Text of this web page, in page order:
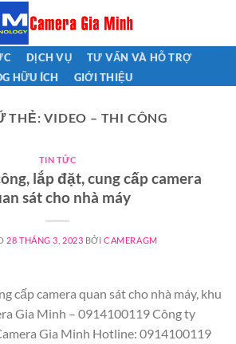
DỊCH VỤ
TƯ VẤN VÀ HỖ TRỢ
HỮU ÍCH
GIỚI THIỆU
THẺ:VIDEO – THI CÔNG
TIN TỨC
lắp đặt, cung cấp camera
sát cho nhà máy
28 THÁNG 3, 2023 BỞICAMERAGM
cấp camera quan sát cho nhà máy, khu
Gia Minh – 0914100119 Công ty
Gia Minh Hotline: 0914100119